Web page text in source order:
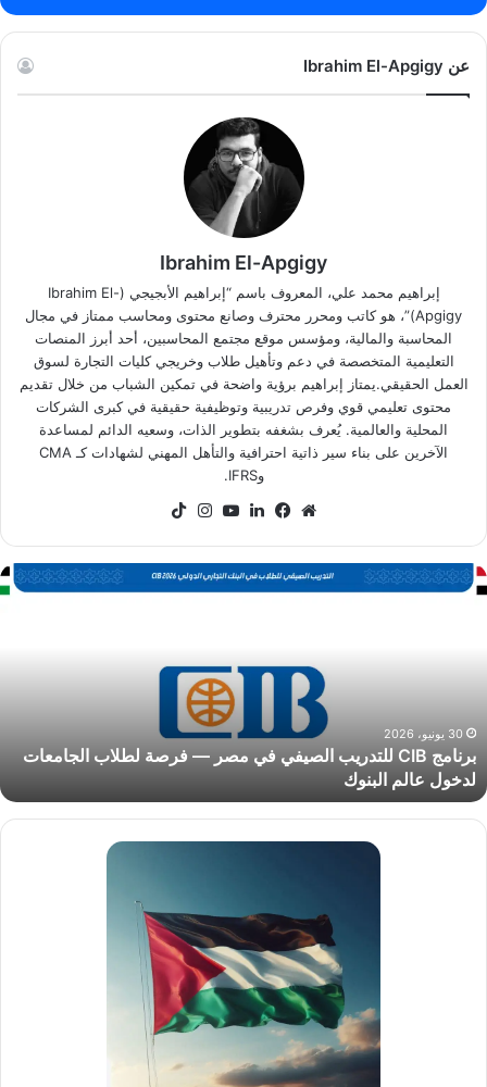
عن Ibrahim El-Apgigy
Ibrahim El-Apgigy
إبراهيم محمد علي، المعروف باسم “إبراهيم الأبجيجي (Ibrahim El-
Apgigy)”، هو كاتب ومحرر محترف وصانع محتوى ومحاسب ممتاز في مجال
المحاسبة والمالية، ومؤسس موقع مجتمع المحاسبين، أحد أبرز المنصات
التعليمية المتخصصة في دعم وتأهيل طلاب وخريجي كليات التجارة لسوق
العمل الحقيقي.يمتاز إبراهيم برؤية واضحة في تمكين الشباب من خلال تقديم
محتوى تعليمي قوي وفرص تدريبية وتوظيفية حقيقية في كبرى الشركات
المحلية والعالمية. يُعرف بشغفه بتطوير الذات، وسعيه الدائم لمساعدة
الآخرين على بناء سير ذاتية احترافية والتأهل المهني لشهادات كـ CMA
وIFRS.
موقعفيسبوكلينكدإن‫YouTube
انستقرام
برنامج
CIB
فرصة
لطلاب
الجامعات
لدخول
عالم
30 يونيو، 2026
برنامج CIB للتدريب الصيفي في مصر — فرصة لطلاب الجامعات
لدخول عالم البنوك